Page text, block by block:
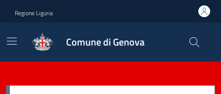
Regione Liguria
Comune di Genova